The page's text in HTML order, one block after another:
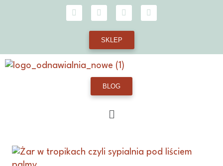
SKLEP
BLOG